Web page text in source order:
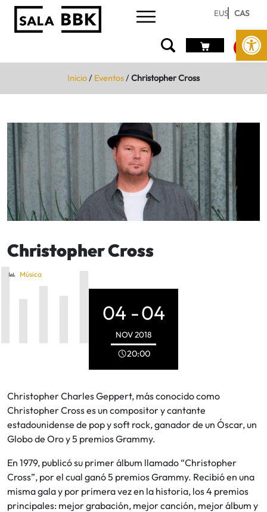
Abrir
EUS CAS
Inicio/ Eventos/Christopher Cross
Christopher Cross
Música
04 -04
NOV2018
20:00
Christopher Charles Geppert, más conocido como
Christopher Cross es un compositor y cantante
estadounidense de pop y soft rock, ganador de un Óscar, un
Globo de Oro y 5 premios Grammy.
En 1979, publicó su primer álbum llamado “Christopher
Cross”, por el cual ganó 5 premios Grammy. Recibió en una
misma gala y por primera vez en la historia, los 4 premios
principales: mejor grabación, mejor canción, mejor álbum y